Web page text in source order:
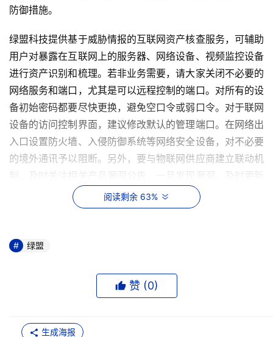
防御措施。
绿盟科技提供基于威胁情报的互联网资产核查服务，可辅助
用户对暴露在互联网上的服务器、网络设备、视频监控设备
进行资产识别和梳理。若非业务需要，请大家关闭不必要的
网络服务和端口，尤其是可以远程控制的端口。对所有的设
备初始密码都要尽快更换，避免空口令或弱口令。对于联网
设备的访问控制界面，建议修改默认的管理端口。在网络出
入口设置防火墙、入侵防御系统等网络安全设备，对不必要
的境外通讯予以阻断。另外，要与物联网供应商建立联动机
制，及时关注相关产品漏洞公告，一旦发现漏洞，及时更新
最新补丁及固件。同时建立网络安全应急处置机制，启用网
络和运行日志审计，及时发现攻击风险，及时处理。最后，
二、攻击目标2：政府、企业官网
境外黑客组织发布的入侵对象中包括国内多个政府、企业官
阅读剩余 63%
绿盟
赞 (0)
生成海报